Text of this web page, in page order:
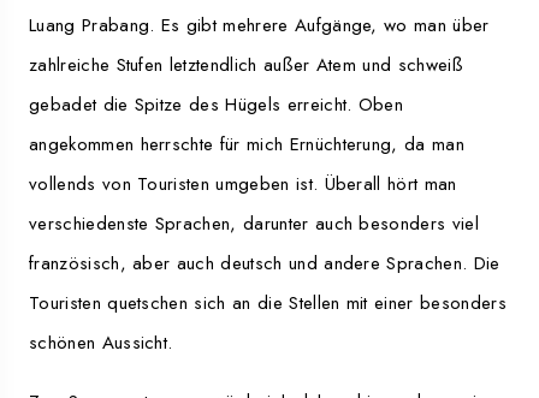
Luang Prabang. Es gibt mehrere Aufgänge, wo man über
zahlreiche Stufen letztendlich außer Atem und schweiß
gebadet die Spitze des Hügels erreicht. Oben
angekommen herrschte für mich Ernüchterung, da man
vollends von Touristen umgeben ist. Überall hört man
verschiedenste Sprachen, darunter auch besonders viel
französisch, aber auch deutsch und andere Sprachen. Die
Touristen quetschen sich an die Stellen mit einer besonders
schönen Aussicht.